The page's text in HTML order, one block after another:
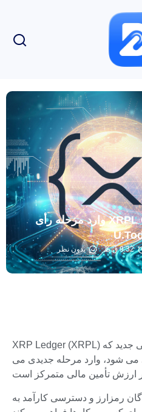
XRPL Crypto Credit Primitive وارد مرحله رأی
9:32 ق.ظ
بدون نظر
XRP Ledger (XRPL) با یک پروتکل وام دهی بومی جدید که
می شود، وارد مرحله جدیدی می
رمزارز و دسترسی کارآمد به